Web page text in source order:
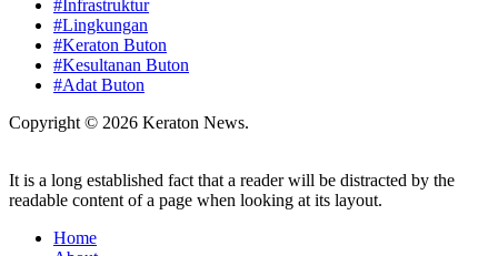
#Infrastruktur
#Lingkungan
#Keraton Buton
#Kesultanan Buton
#Adat Buton
Copyright © 2026 Keraton News.
It is a long established fact that a reader will be distracted by the
readable content of a page when looking at its layout.
Home